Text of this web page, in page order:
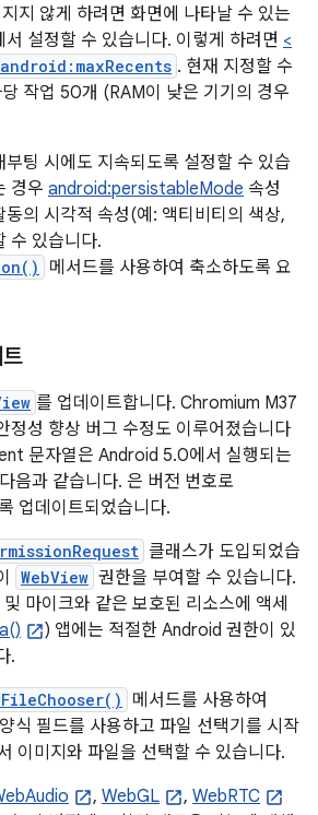
지 않게 하려면 화면에 나타날 수 있는
설정할 수 있습니다. 이렇게 하려면 <
android:maxRecents . 현재 지정할 수
작업 50개 (RAM이 낮은 기기의 경우
팅 시에도 지속되도록 설정할 수 있습
경우 android:persistableMode 속성
의 시각적 속성(예: 액티비티의 색상,
수 있습니다.
메서드를 사용하여 축소하도록 요
를 업데이트합니다. Chromium M37
정성 향상 버그 수정도 이루어졌습니다
문자열은 Android 5.0에서 실행되는
음과 같습니다. 은 버전 번호로
업데이트되었습니다.
클래스가 도입되었습
WebView 권한을 부여할 수 있습니다.
마이크와 같은 보호된 리소스에 액세
) 앱에는 적절한 Android 권한이 있
.
메서드를 사용하여
식 필드를 사용하고 파일 선택기를 시작
이미지와 파일을 선택할 수 있습니다.
, WebGL , WebRTC